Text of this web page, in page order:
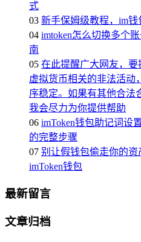
式
03 新手保姆级教程，im
04 imtoken怎么切换多个
南
05 在此提醒广大网友，要
虚拟货币相关的非法活动
序稳定。如果有其他合法
我会尽力为你提供帮助
06 imToken钱包助记词设
的完整步骤
07 别让假钱包偷走你的
imToken钱包
最新留言
文章归档